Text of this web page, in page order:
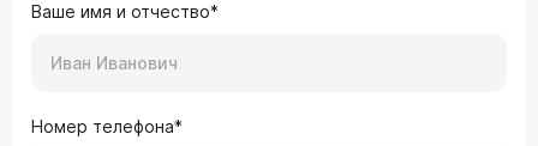
Ваше имя и отчество*
Номер телефона*